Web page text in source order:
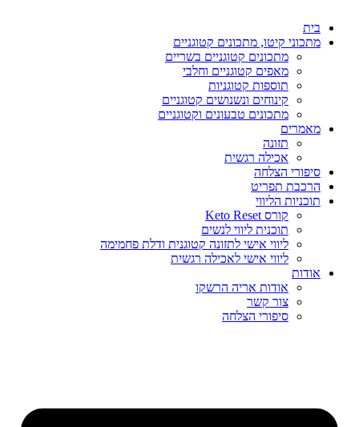
בית
מתכוני קיטו, מתכונים קטוגניים
מתכונים קטוגניים בשריים
מאפים קטוגניים וחלבי
תוספות קטוגניות
קינוחים ונשנושים קטוגניים
מתכונים טבעונים וקטוגניים
מאמרים
תזונה
אכילה רגשית
סיפורי הצלחה
הרכבת תפריט
תוכניות הליווי
קורס Keto Reset
תוכנית ליווי לנשים
ליווי אישי לתזונה קטוגנית ודלת פחמימה
ליווי אישי לאכילה רגשית
אודות
אודות אריה הרשקו
צור קשר
סיפורי הצלחה